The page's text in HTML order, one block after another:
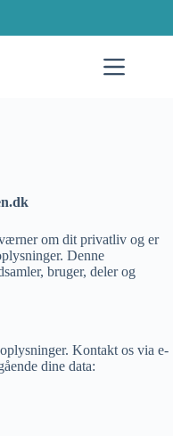
om dit privatliv og er
Denne
bruger, deler og
Kontakt os via e-
dine data: